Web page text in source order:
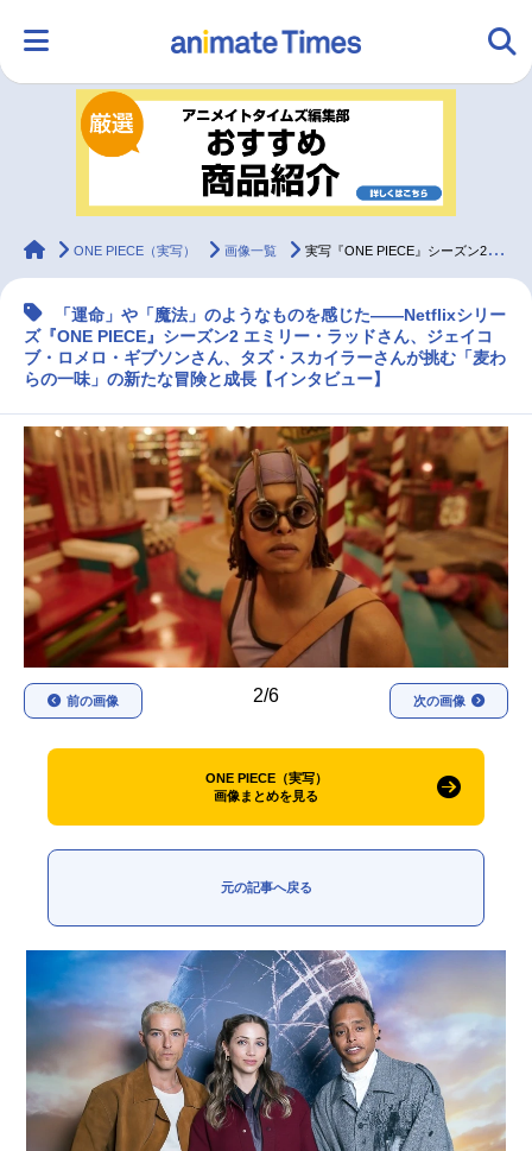
ランキング アニメ
ラジオ みんなの声
マンガ・ラノベ ゲーム・アプリ 音楽 コスプレ
最新記事一覧
アニメ記事一覧 声優記事一覧
アニメ映画一覧 実写化映画一覧
今期アニメ曜日別一覧
animateTimes
ONE PIECE（実写） 画像一覧 実写『ONE PIECE』シーズン2 エミリー・ラッド×ジェイコブ・ロメロ・ギブソン×タズ・スカイラーインタビュー
「運命」や「魔法」のようなものを感じた――Netflixシリー
ズ『ONE PIECE』シーズン2 エミリー・ラッドさん、ジェイコ
ブ・ロメロ・ギブソンさん、タズ・スカイラーさんが挑む「麦わ
らの一味」の新たな冒険と成長【インタビュー】
2/6
前の画像 次の画像
ONE PIECE（実写）
画像まとめを見る
元の記事へ戻る